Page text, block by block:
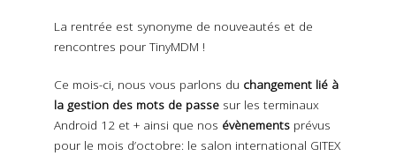
La rentrée est synonyme de nouveautés et de
rencontres pour TinyMDM !
Ce mois-ci, nous vous parlons du changement lié à
la gestion des mots de passe sur les terminaux
Android 12 et + ainsi que nos évènements prévus
pour le mois d’octobre: le salon international GITEX